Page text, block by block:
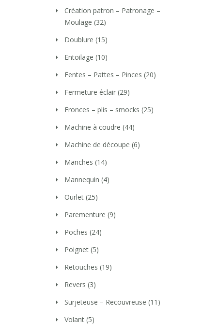
Création patron – Patronage –
Moulage (32)
Doublure (15)
Entoilage (10)
Fentes – Pattes – Pinces (20)
Fermeture éclair (29)
Fronces – plis – smocks (25)
Machine à coudre (44)
Machine de découpe (6)
Manches (14)
Mannequin (4)
Ourlet (25)
Parementure (9)
Poches (24)
Poignet (5)
Retouches (19)
Revers (3)
Surjeteuse – Recouvreuse (11)
Volant (5)